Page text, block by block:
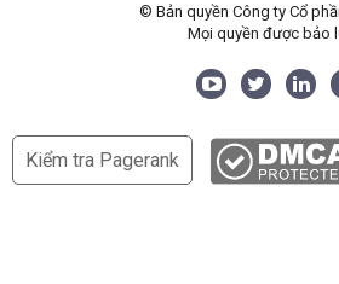
© Bản quyền Công ty Cổ
Mọi quyền được bảo
Kiểm tra Pagerank